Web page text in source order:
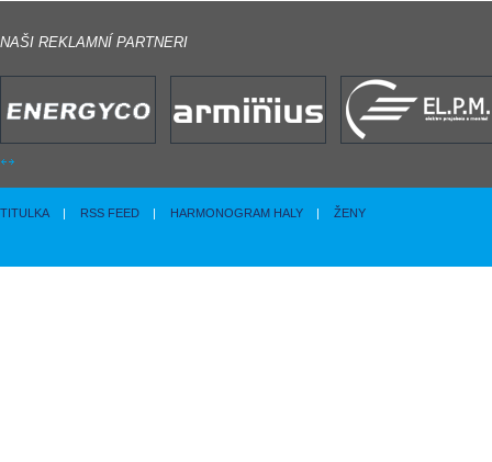
NAŠI REKLAMNÍ PARTNERI
TITULKA | RSS FEED | HARMONOGRAM HALY | ŽENY